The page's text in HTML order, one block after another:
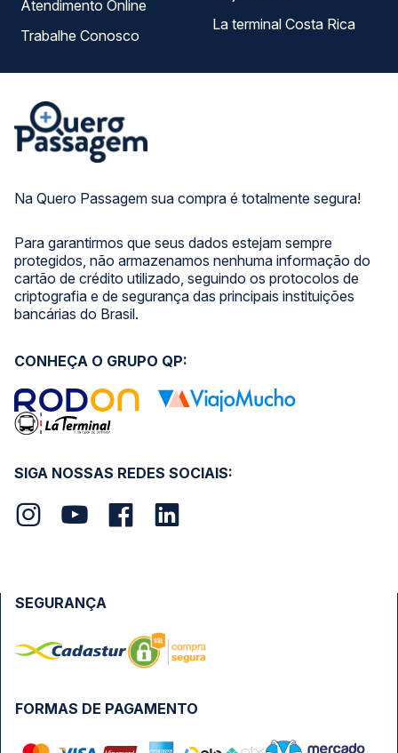
Na Quero Passagem sua compra é totalmente segura!
Para garantirmos que seus dados estejam sempre
protegidos, não armazenamos nenhuma informação do
cartão de crédito utilizado, seguindo os protocolos de
criptografia e de segurança das principais instituições
bancárias do Brasil.
Atendimento Online
Trabalhe Conosco
La terminal Costa Rica
SIGA NOSSAS REDES SOCIAIS:
CONHEÇA O GRUPO QP:
FORMAS DE PAGAMENTO
SEGURANÇA